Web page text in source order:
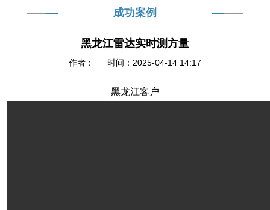
成功案例
黑龙江雷达实时测方量
作者： 时间：2025-04-14 14:17
黑龙江客户